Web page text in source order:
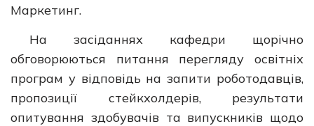
Маркетинг.
На засіданнях кафедри щорічно
обговорюються питання перегляду освітніх
програм у відповідь на запити роботодавців,
пропозиції стейкхолдерів, результати
опитування здобувачів та випускників щодо